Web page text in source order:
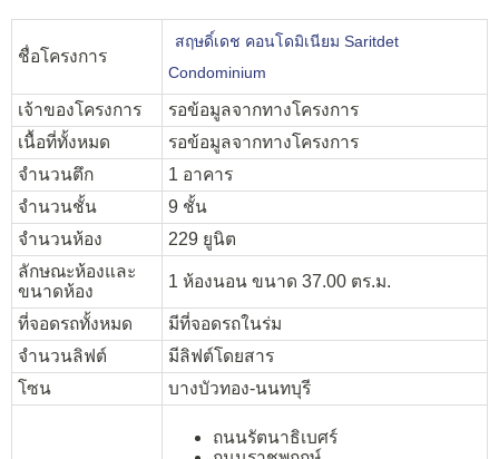
ชื่อโครงการ
สฤษดิ์เดช คอนโดมิเนียม Saritdet
Condominium
เจ้าของโครงการ
รอข้อมูลจากทางโครงการ
เนื้อที่ทั้งหมด
รอข้อมูลจากทางโครงการ
จำนวนตึก
1 อาคาร
จำนวนชั้น
9 ชั้น
จำนวนห้อง
229 ยูนิต
ลักษณะห้องและ
ขนาดห้อง
1 ห้องนอน ขนาด 37.00 ตร.ม.
ที่จอดรถทั้งหมด
มีที่จอดรถในร่ม
จำนวนลิฟต์
มีลิฟต์โดยสาร
โซน
บางบัวทอง-นนทบุรี
ถนนรัตนาธิเบศร์